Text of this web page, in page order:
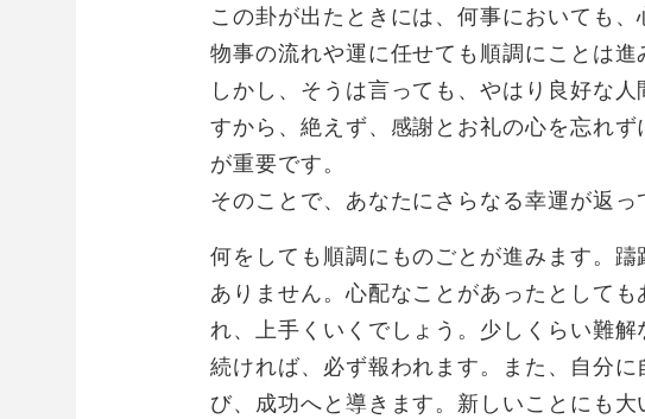
この卦が出たときには、何事においても、
物事の流れや運に任せても順調にことは進
しかし、そうは言っても、やはり良好な
すから、絶えず、感謝とお礼の心を忘れ
が重要です。
そのことで、あなたにさらなる幸運が返っ
何をしても順調にものごとが進みます。
ありません。心配なことがあったとして
れ、上手くいくでしょう。少しくらい難
続ければ、必ず報われます。また、自分
び、成功へと導きます。新しいことにも大